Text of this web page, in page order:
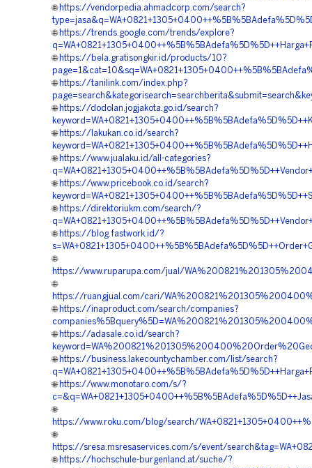
🌐 https://vendorpedia.ahmadcorp.com/search?
🌐 https://trends.google.com/trends/explore?
🌐 https://bela.gratisongkir.id/products/10?
🌐 https://tanilink.com/index.php?
🌐 https://dodolan.jogjakota.go.id/search?
🌐 https://lakukan.co.id/search?
🌐 https://www.jualaku.id/all-categories?
🌐 https://www.pricebook.co.id/search?
🌐 https://direktoriukm.com/search/?
🌐 https://blog.fastwork.id/?
🌐
https://www.ruparupa.com/jual/
🌐
https://ruangjual.com/cari/
🌐 https://inaproduct.com/search/companies?
🌐 https://adasale.co.id/search?
🌐 https://business.lakecountychamber.com/list/search?
🌐 https://www.monotaro.com/s/?
🌐
https://www.roku.com/blog/search/
🌐
https://sresa.msresaservices.com/s/event/
🌐 https://hochschule-burgenland.at/suche/?